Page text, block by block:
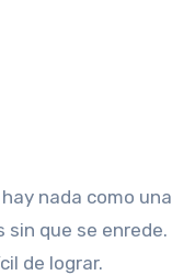
hay nada como una
que se enrede.
de lograr.